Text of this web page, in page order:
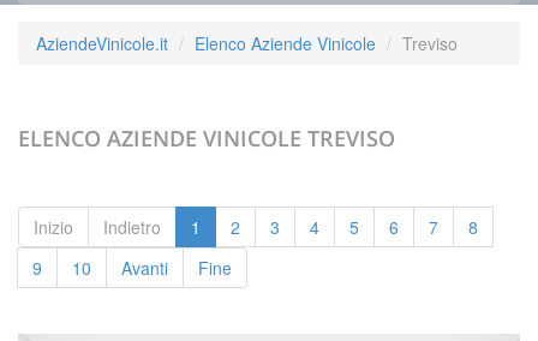
AziendeVinicole.it Elenco Aziende Vinicole Treviso
ELENCO AZIENDE VINICOLE TREVISO
Inizio Indietro 1 2 3 4 5 6 7
8
9
10 Avanti Fine